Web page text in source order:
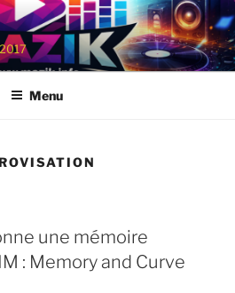
Menu
une mémoire
: Memory and Curve